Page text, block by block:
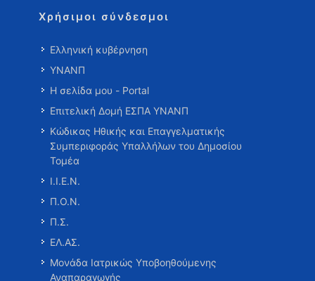
Χρήσιμοι σύνδεσμοι
Ελληνική κυβέρνηση
ΥΝΑΝΠ
Η σελίδα μου - Portal
Επιτελική Δομή ΕΣΠΑ ΥΝΑΝΠ
Κώδικας Ηθικής και Επαγγελματικής
Συμπεριφοράς Υπαλλήλων του Δημοσίου
Τομέα
Ι.Ι.Ε.Ν.
Π.Ο.Ν.
Π.Σ.
ΕΛ.ΑΣ.
Μονάδα Ιατρικώς Υποβοηθούμενης
Αναπαραγωγής